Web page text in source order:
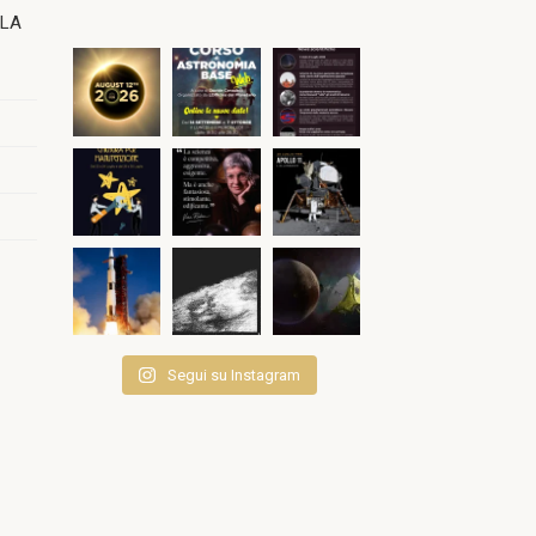
Segui su Instagram